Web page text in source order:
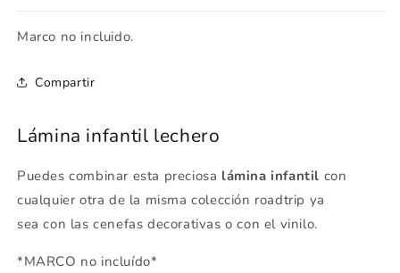
Marco no incluido.
Compartir
Lámina infantil lechero
Puedes combinar esta preciosa lámina infantil con
cualquier otra de la misma colección roadtrip ya
sea con las cenefas decorativas o con el vinilo.
*MARCO no incluído*